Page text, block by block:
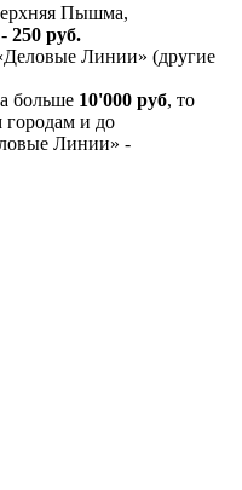
Пышма,
250 руб.
Линии» (другие
больше 10'000 руб, то
городам и до
Линии» -